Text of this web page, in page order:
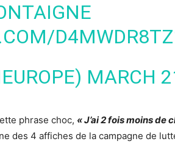
MARCH
phrase choc, « J’ai 2 fois moins de
des 4 affiches de la campagne de